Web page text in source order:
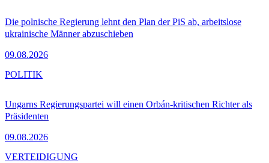
Die polnische Regierung lehnt den Plan der PiS ab, arbeitslose
ukrainische Männer abzuschieben
09.08.2026
Ungarns Regierungspartei will einen Orbán-kritischen Richter als
Präsidenten
09.08.2026
POLITIK
VERTEIDIGUNG